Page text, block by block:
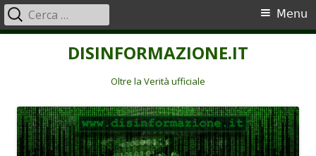
DISINFORMAZIONE.IT
Oltre la Verità ufficiale
Menu
principale
Menu
Ricerca
per: